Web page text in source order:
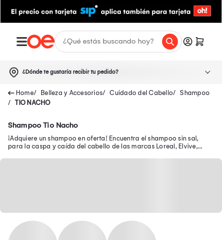
¿Dónde te gustaría recibir tu pedido?
Belleza y Accesorios Cuidado del Cabello
Shampoo
TIO NACHO
Shampoo Tio Nacho
¡Adquiere un shampoo en oferta! Encuentra el shampoo sin sal,
para la caspa y caída del cabello de las marcas Loreal, Elvive,